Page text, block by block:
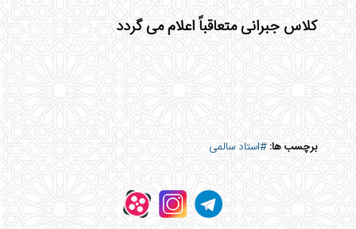
کلاس جبرانی متعاقباً اعلام می گردد
برچسب ها:#استاد سالمی